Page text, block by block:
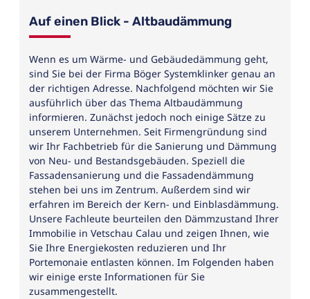
Auf einen Blick - Altbaudämmung
Wenn es um Wärme- und Gebäudedämmung geht,
sind Sie bei der Firma Böger Systemklinker genau an
der richtigen Adresse. Nachfolgend möchten wir Sie
ausführlich über das Thema Altbaudämmung
informieren. Zunächst jedoch noch einige Sätze zu
unserem Unternehmen. Seit Firmengründung sind
wir Ihr Fachbetrieb für die Sanierung und Dämmung
von Neu- und Bestandsgebäuden. Speziell die
Fassadensanierung und die Fassadendämmung
stehen bei uns im Zentrum. Außerdem sind wir
erfahren im Bereich der Kern- und Einblasdämmung.
Unsere Fachleute beurteilen den Dämmzustand Ihrer
Immobilie in Vetschau Calau und zeigen Ihnen, wie
Sie Ihre Energiekosten reduzieren und Ihr
Portemonaie entlasten können. Im Folgenden haben
wir einige erste Informationen für Sie
zusammengestellt.